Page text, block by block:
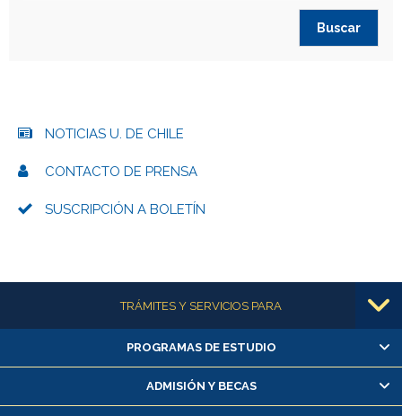
NOTICIAS U. DE CHILE
CONTACTO DE PRENSA
SUSCRIPCIÓN A BOLETÍN
Más informaciónTRÁMITES Y SERVICIOS PARA
Alumnas/os y exalumnas/os
Matrícula en línea
Inscripción y cambio de asignaturas
PROGRAMAS DE ESTUDIO
ADMISIÓN Y BECAS